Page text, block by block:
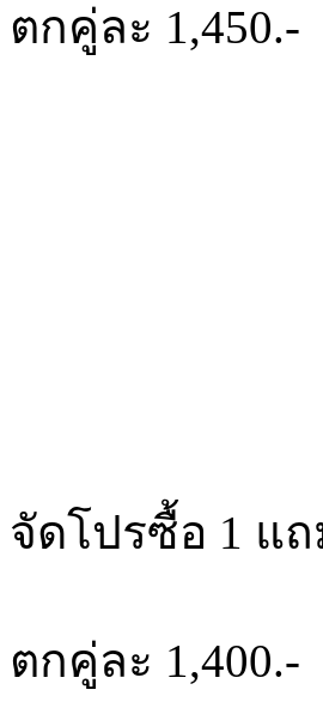
ตกคู่ละ 1,450.-
จัดโปรซื้อ 1 แถ
ตกคู่ละ 1,400.-